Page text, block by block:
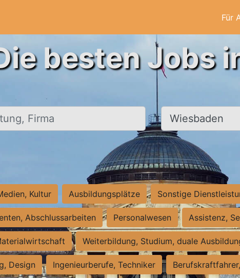
Für
besten Jobs
Ort, Stadt
Kultur Ausbildungsplätze Sonstige
Abschlussarbeiten Personalwesen Assistenz,
Weiterbildung, Studium, duale
Design Ingenieurberufe, Techniker